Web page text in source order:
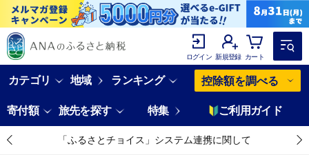
ログイン 新規登録 カート
カテゴリ 地域 ランキング 控除額を調べる
寄付額 旅先を探す 特集 ご利用ガイド
「ふるさとチョイス」システム連携に関して